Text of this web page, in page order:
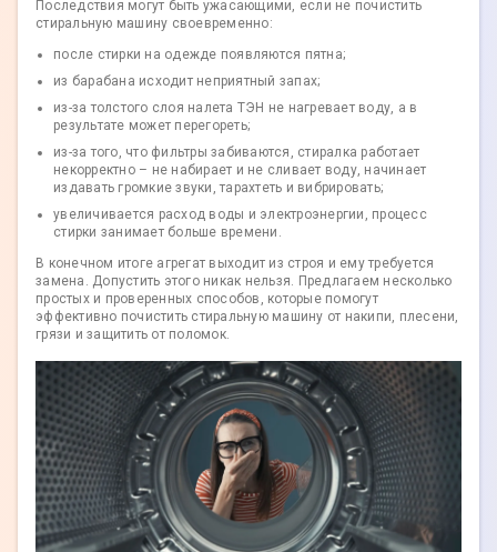
Последствия могут быть ужасающими, если не почистить
стиральную машину своевременно:
после стирки на одежде появляются пятна;
из барабана исходит неприятный запах;
из-за толстого слоя налета ТЭН не нагревает воду, а в
результате может перегореть;
из-за того, что фильтры забиваются, стиралка работает
некорректно – не набирает и не сливает воду, начинает
издавать громкие звуки, тарахтеть и вибрировать;
увеличивается расход воды и электроэнергии, процесс
стирки занимает больше времени.
В конечном итоге агрегат выходит из строя и ему требуется
замена. Допустить этого никак нельзя. Предлагаем несколько
простых и проверенных способов, которые помогут
эффективно почистить стиральную машину от накипи, плесени,
грязи и защитить от поломок.